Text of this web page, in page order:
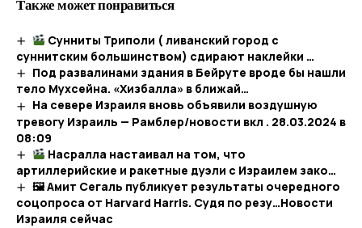
Также может понравиться
Сунниты Триполи ( ливанский город с
суннитским большинством) сдирают наклейки …
Под развалинами здания в Бейруте вроде бы нашли
тело Мухсейна. «Хизбалла» в ближай…
На севере Израиля вновь объявили воздушную
тревогу Израиль — Рамблер/новости вкл . 28.03.2024 в
08:09
Насралла настаивал на том, что
артиллерийские и ракетные дуэли с Израилем зако…
🖼 Амит Сегаль публикует результаты очередного
соцопроса от Harvard Harris. Судя по резу…​Новости
Израиля сейчас